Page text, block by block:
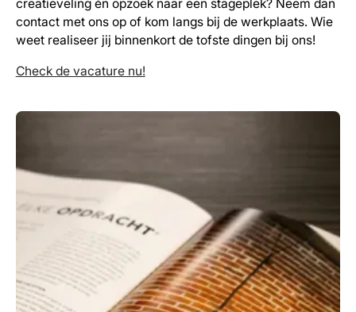
creatieveling én opzoek naar een stageplek? Neem dan
contact met ons op of kom langs bij de werkplaats. Wie
weet realiseer jij binnenkort de tofste dingen bij ons!
Check de vacature nu!